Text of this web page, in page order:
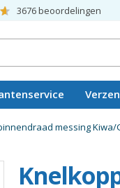
3676beoordelingen
messing Kiwa/